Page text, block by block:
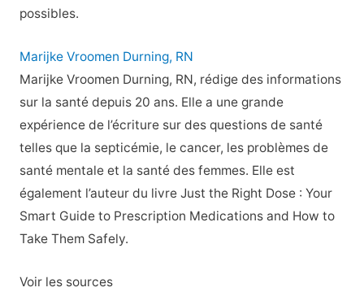
possibles.
Marijke Vroomen Durning, RN
Marijke Vroomen Durning, RN, rédige des informations
sur la santé depuis 20 ans. Elle a une grande
expérience de l’écriture sur des questions de santé
telles que la septicémie, le cancer, les problèmes de
santé mentale et la santé des femmes. Elle est
également l’auteur du livre Just the Right Dose : Your
Smart Guide to Prescription Medications and How to
Take Them Safely.
Voir les sources